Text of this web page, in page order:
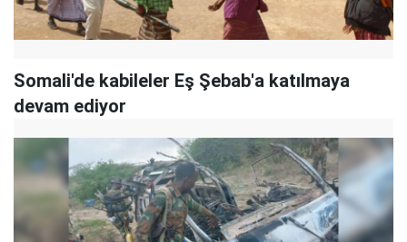
Somali'de kabileler Eş Şebab'a katılmaya
devam ediyor